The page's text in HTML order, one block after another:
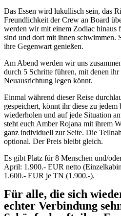
Das Essen wird lukullisch sein, das
Freundlichkeit der Crew an Board
werden wir mit einem Zodiac hinaus
sind und dort mit ihnen schwimmen.
ihre Gegenwart genießen.
Am Abend werden wir uns
durch 5 Schritte führen, mit denen
Neuausrichtung legen könnt.
Einmal während dieser Reise
gespeichert, könnt ihr diese zu
wiederholen und auf jede Situation
steht euch Amber Rojana mit ihrem
ganz individuell zur Seite. Die
optional. Der Preis bleibt gleich.
Es gibt Platz für 8 Menschen und/
April: 1.900.- EUR netto
1.600.- EUR je TN (1.900.-).
Für alle, die sich
echter Verbindung